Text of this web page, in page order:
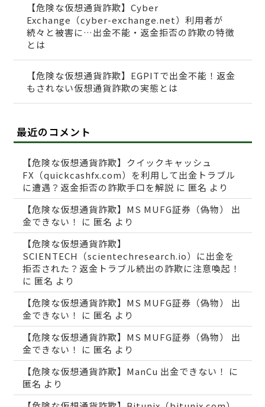
【危険な仮想通貨詐欺】Cyber
Exchange（cyber-exchange.net）利用者が
続々と被害に…出金不能・返金拒否の詐欺の特徴
とは
【危険な仮想通貨詐欺】EGPITで出金不能！返金
もされない仮想通貨詐欺の実態とは
最近のコメント
【危険な仮想通貨詐欺】クイックキャッシュ
FX（quickcashfx.com）を利用して出金トラブル
に遭遇？返金拒否の詐欺手口を解説 に 匿名 より
【危険な仮想通貨詐欺】MS MUFG証券（偽物） 出
金できない！
に 匿名 より
【危険な仮想通貨詐欺】
SCIENTECH（scientechresearch.io）に出金を
拒否された？返金トラブル続出の詐欺に注意喚起！
に 匿名 より
【危険な仮想通貨詐欺】MS MUFG証券（偽物） 出
金できない！
に 匿名 より
【危険な仮想通貨詐欺】MS MUFG証券（偽物） 出
金できない！
に 匿名 より
【危険な仮想通貨詐欺】ManCu 出金できない！
に
匿名 より